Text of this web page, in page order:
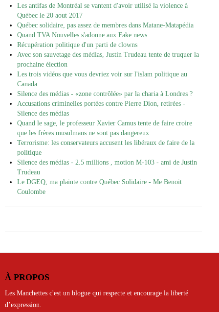
Les antifas de Montréal se vantent d'avoir utilisé la violence à
Québec le 20 aout 2017
Québec solidaire, pas assez de membres dans Matane-Matapédia
Quand TVA Nouvelles s'adonne aux Fake news
Récupération politique d'un parti de clowns
Avec son sauvetage des médias, Justin Trudeau tente de truquer la
prochaine élection
Les trois vidéos que vous devriez voir sur l'islam politique au
Canada
Silence des médias - «zone contrôlée» par la charia à Londres ?
Accusations criminelles portées contre Pierre Dion, retirées -
Silence des médias
Quand le sage, le professeur Xavier Camus tente de faire croire
que les frères musulmans ne sont pas dangereux
Terrorisme: les conservateurs accusent les libéraux de faire de la
politique
Silence des médias - 2.5 millions , motion M-103 - ami de Justin
Trudeau
Le DGEQ, ma plainte contre Québec Solidaire - Me Benoit
Coulombe
À PROPOS
Les Manchettes c'est un blogue qui respecte et encourage la liberté
d’expression.